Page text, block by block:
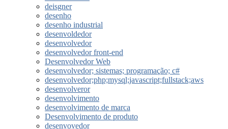
deisgner
desenho
desenho industrial
desenvoldedor
desenvolvedor
desenvolvedor front-end
Desenvolvedor Web
desenvolvedor; sistemas; programação; c#
desenvolvedor;php;mysql;javascript;fullstack;aws
desenvolveror
desenvolvimento
desenvolvimento de marca
Desenvolvimento de produto
desenvovedor